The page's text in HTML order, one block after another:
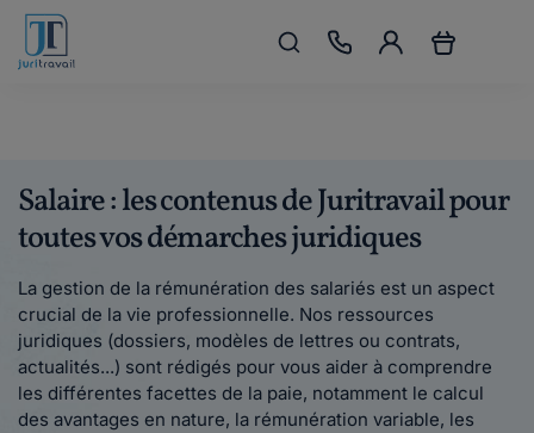
Salaire : les contenus de Juritravail pour
toutes vos démarches juridiques
La gestion de la rémunération des salariés est un aspect
crucial de la vie professionnelle. Nos ressources
juridiques (dossiers, modèles de lettres ou contrats,
actualités...) sont rédigés pour vous aider à comprendre
les différentes facettes de la paie, notamment le calcul
des avantages en nature, la rémunération variable, les